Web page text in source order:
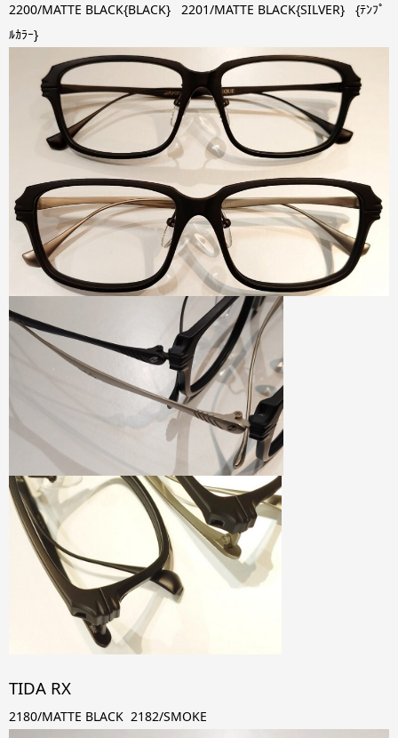
2200/MATTE BLACK{BLACK} 2201/MATTE BLACK{SILVER} {ﾃﾝﾌﾟ
ﾙｶﾗｰ}
TIDA RX
2180/MATTE BLACK 2182/SMOKE